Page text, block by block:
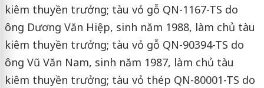
kiêm thuyền trưởng; tàu vỏ gỗ QN-1167-TS do
ông Dương Văn Hiệp, sinh năm 1988, làm chủ tàu
kiêm thuyền trưởng; tàu vỏ gỗ QN-90394-TS do
ông Vũ Văn Nam, sinh năm 1987, làm chủ tàu
kiêm thuyền trưởng; tàu vỏ thép QN-80001-TS do